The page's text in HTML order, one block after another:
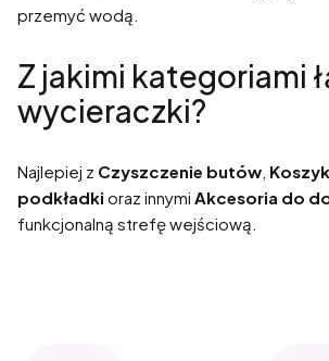
przemyć wodą.
Z jakimi kategoriami
wycieraczki?
Najlepiej z Czyszczenie butów
podkładki oraz innymi Akcesoria do
funkcjonalną strefę wejściową.